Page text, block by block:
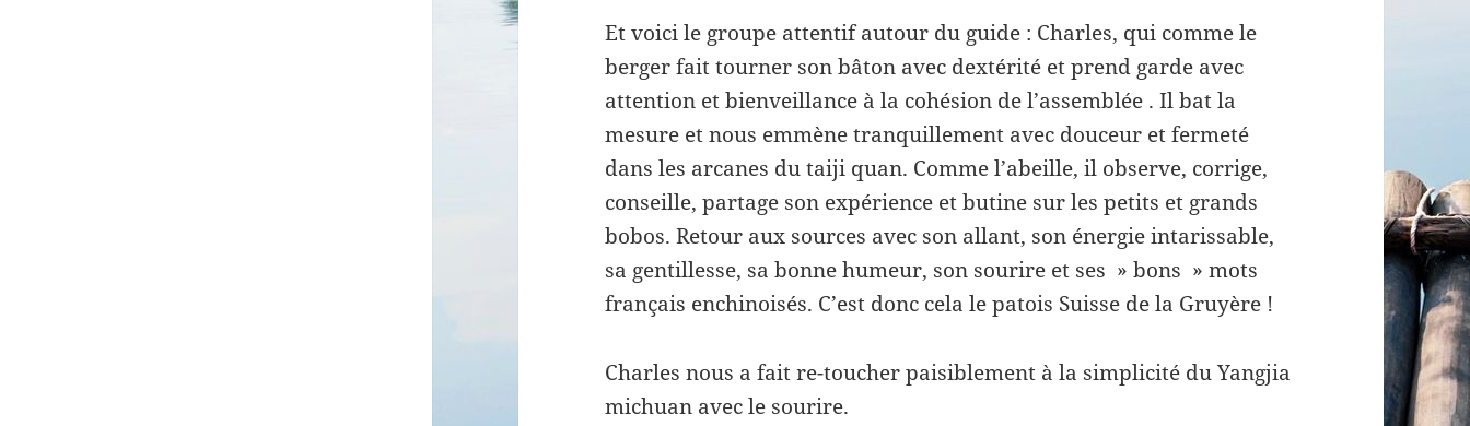
Et voici le groupe attentif autour du guide : Charles, qui comme le
berger fait tourner son bâton avec dextérité et prend garde avec
attention et bienveillance à la cohésion de l’assemblée . Il bat la
mesure et nous emmène tranquillement avec douceur et fermeté
dans les arcanes du taiji quan. Comme l’abeille, il observe, corrige,
conseille, partage son expérience et butine sur les petits et grands
bobos. Retour aux sources avec son allant, son énergie intarissable,
sa gentillesse, sa bonne humeur, son sourire et ses » bons » mots
français enchinoisés. C’est donc cela le patois Suisse de la Gruyère !
Charles nous a fait re-toucher paisiblement à la simplicité du Yangjia
michuan avec le sourire.